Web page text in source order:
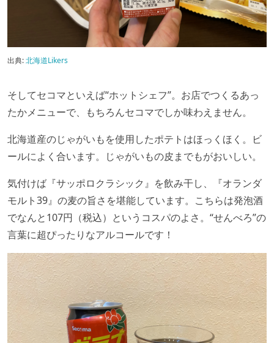
出典:北海道Likers
そしてセコマといえば“ホットシェフ”。お店でつくるあっ
たかメニューで、もちろんセコマでしか味わえません。
北海道産のじゃがいもを使用したポテトはほっくほく。ビ
ールによく合います。じゃがいもの皮までもがおいしい。
気付けば『サッポロクラシック』を飲み干し、『オランダ
モルト39』の麦の旨さを堪能しています。こちらは発泡酒
でなんと107円（税込）というコスパのよさ。“せんべろ”の
言葉に超ぴったりなアルコールです！